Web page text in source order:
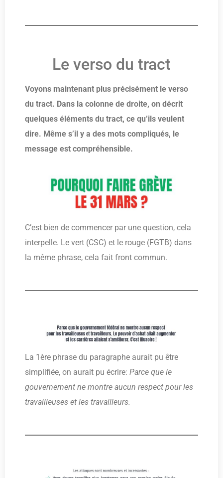
Le verso du tract
Voyons maintenant plus précisément le verso
du tract. Dans la colonne de droite, on décrit
quelques éléments du tract, ce qu’ils veulent
dire. Même s’il y a des mots compliqués, le
message est compréhensible.
C’est bien de commencer par une question, cela
interpelle. Le vert (CSC) et le rouge (FGTB) dans
la même phrase, cela fait front commun.
La 1ère phrase du paragraphe aurait pu être
simplifiée, on aurait pu écrire: Parce que le
gouvernement ne montre aucun respect pour les
travailleuses et les travailleurs.